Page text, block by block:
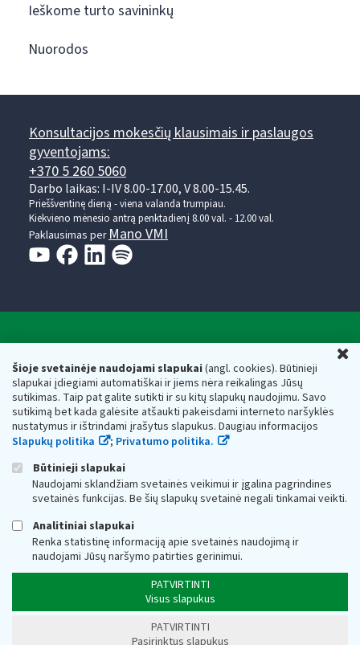
Šioje svetainėje naudojami slapukai(angl. cookies). Būtinieji
slapukai įdiegiami automatiškai ir jiems nėra reikalingas Jūsų
sutikimas. Taip pat galite sutikti ir su kitų slapukų naudojimu. Savo
sutikimą bet kada galėsite atšaukti pakeisdami interneto naršyklės
nustatymus ir ištrindami įrašytus slapukus. Daugiau informacijos
Slapukų politika
; Privatumo politika.
Būtinieji slapukai
Naudojami sklandžiam svetainės veikimui ir įgalina pagrindines
svetainės funkcijas. Be šių slapukų svetainė negali tinkamai veikti.
Analitiniai slapukai
Renka statistinę informaciją apie svetainės naudojimą ir
naudojami Jūsų naršymo patirties gerinimui.
PATVIRTINTI
Visus slapukus
PATVIRTINTI
Pasirinktus slapukus
Ieškome turto savininkų
Nuorodos
Konsultacijos mokesčių klausimais ir paslaugos
gyventojams:
+370 5 260 5060
Darbo laikas: I-IV 8.00-17.00, V 8.00-15.45.
Prieššventinę dieną - viena valanda trumpiau.
Kiekvieno mėnesio antrą penktadienį 8.00 val. - 12.00 val.
Paklausimas perMano VMI
Valstybinė mokesčių inspekcija prie Lietuvos
Respublikos finansų ministerijos
Biudžetinė įstaiga. Juridinio asmens kodas — 188659752,
adresas: Vasario 16-osios g. 14, 01107 Vilnius, Lietuva, el.paštas:
vmi@vmi.lt , E. pristatymo dėžutės adresas 188659752
Duomenys apie Valstybinę mokesčių inspekciją prie Lietuvos
Respublikos finansų ministerijos kaupiami ir saugomi Juridinių